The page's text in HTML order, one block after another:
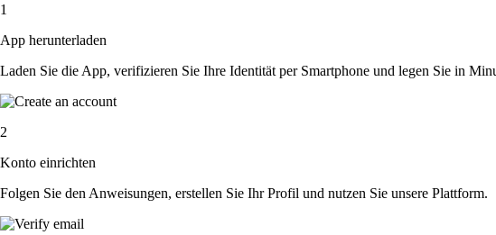
1
App herunterladen
Laden Sie die App, verifizieren Sie Ihre Identität per Smartphone und legen Sie in
2
Konto einrichten
Folgen Sie den Anweisungen, erstellen Sie Ihr Profil und nutzen Sie unsere Plattform.